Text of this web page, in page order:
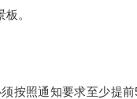
。
按照通知要求至少提